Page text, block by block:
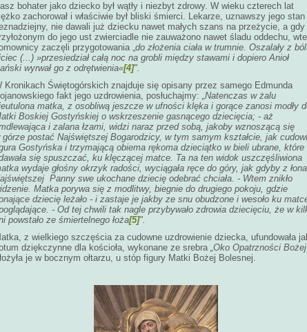
bohater jako dziecko był wątły i niezbyt zdrowy. W wieku czterech lat
zachorował i właściwie był bliski śmierci. Lekarze, uznawszy jego
nie dawali już dziecku nawet małych szans na przeżycie, a gdy
do jego ust zwierciadle nie zauważono nawet śladu oddechu,
zaczęli przygotowania „do złożenia ciała w trumnie. Oszalały z
(...) »przesiedział całą noc na grobli między stawami i dopiero Anioł
wyrwał go z odrętwienia«[4]".
Kronikach Świętogórskich znajduje się opisany przez samego Edmunda
fakt jego uzdrowienia, posłuchajmy: „Natenczas w żalu
matka, z osobliwą jeszcze w ufności klęka i gorące zanosi modły
Boskiej Gostyńskiej o wskrzeszenie gasnącego dziecięcia; - aż
i zalana łzami, widzi naraz przed sobą, jakoby wznoszącą się
górze postać Najświętszej Bogarodzicy, w tym samym kształcie, jak
Gostyńska i trzymającą obiema rękoma dzieciątko w bieli ubrane, które
się spuszczać, ku klęczącej matce. Ta na ten widok uszczęśliwiona
wydaje głośny okrzyk radości, wyciągała ręce do góry, jak gdyby z łona
Panny swe ukochane dziecię odebrać chciała. - Wtem znikło
Matka porywa się z modlitwy, biegnie do drugiego pokoju, gdzie
dziecię leżało - i zastaje je jakby ze snu obudzone i wesoło ku
- Od tej chwili tak nagle przybywało zdrowia dziecięciu, że w
powstało ze śmiertelnego łoża[5]".
z wielkiego szczęścia za cudowne uzdrowienie dziecka, ufundowała
dziękczynne dla kościoła, wykonane ze srebra„Oko Opatrzności
je w bocznym ołtarzu, u stóp figury Matki Bożej Bolesnej.